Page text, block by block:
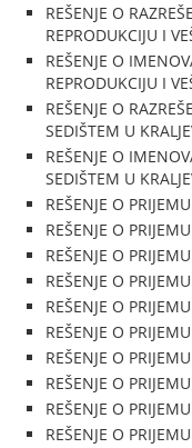
REŠENJE O
REPRODUKCIJU I
REŠENJE O
REPRODUKCIJU I
REŠENJE O
SEDIŠTEM U
REŠENJE O
SEDIŠTEM U
REŠENJE O
REŠENJE O
REŠENJE O
REŠENJE O
REŠENJE O
REŠENJE O
REŠENJE O
REŠENJE O
REŠENJE O
REŠENJE O